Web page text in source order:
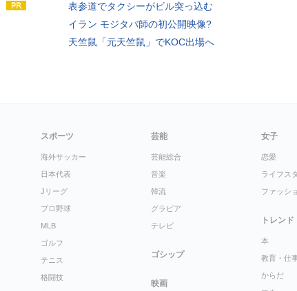
表参道でタクシーがビル突っ込む
イラン モジタバ師の初公開映像?
天竺鼠「元天竺鼠」でKOC出場へ
スポーツ
海外サッカー
日本代表
Jリーグ
プロ野球
MLB
ゴルフ
テニス
格闘技
芸能
芸能総合
音楽
韓流
グラビア
テレビ
ゴシップ
映画
女子
恋愛
ライフス
ファッシ
トレンド
本
教育・仕
からだ